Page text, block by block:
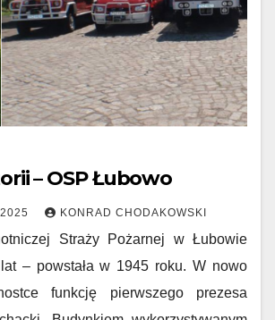
– OSP Łubowo
KONRAD CHODAKOWSKI
Straży Pożarnej w Łubowie
– powstała w 1945 roku. W nowo
funkcję pierwszego prezesa